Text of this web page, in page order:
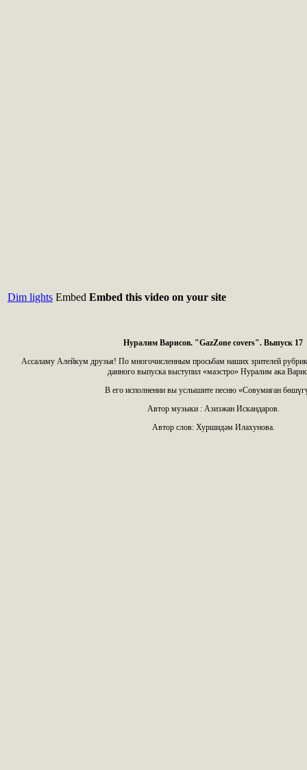
Dim lights Embed Embed this video on your site
Нуралим Варисов. "GazZone covers". Выпуск 17
Ассаламу Алейкум друзья! По многочисленным просьбам наших зрителей
данного выпуска выступил «маэстро» Нуралим ака
В его исполнении вы услышите песню «Совумиған
Автор музыки : Азизжан Искандаров.
Автор слов: Хуршидәм Илахунова.